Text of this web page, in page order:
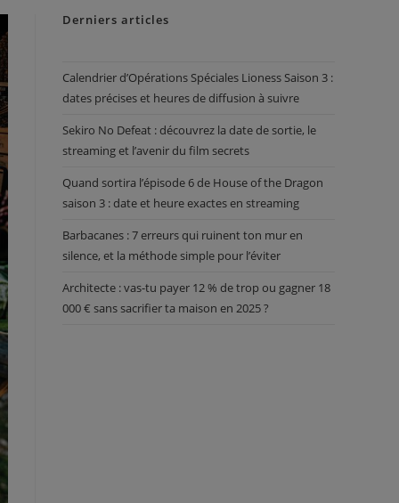
Derniers articles
Calendrier d’Opérations Spéciales Lioness Saison 3 :
dates précises et heures de diffusion à suivre
Sekiro No Defeat : découvrez la date de sortie, le
streaming et l’avenir du film secrets
Quand sortira l’épisode 6 de House of the Dragon
saison 3 : date et heure exactes en streaming
Barbacanes : 7 erreurs qui ruinent ton mur en
silence, et la méthode simple pour l’éviter
Architecte : vas-tu payer 12 % de trop ou gagner 18
000 € sans sacrifier ta maison en 2025 ?